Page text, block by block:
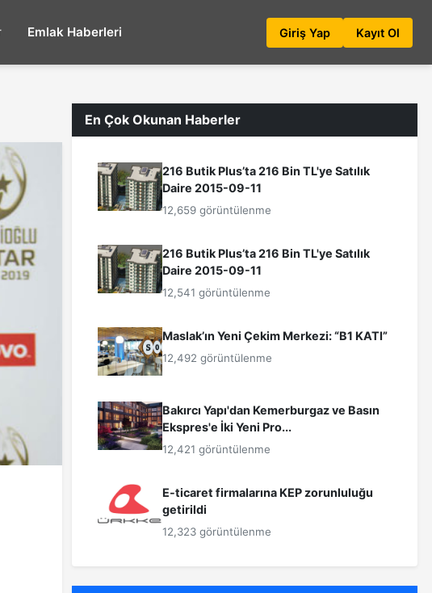
Emlak Haberleri Giriş Yap Kayıt Ol
En Çok Okunan Haberler
216 Butik Plus’ta 216 Bin TL'ye Satılık
Daire 2015-09-11
12,659 görüntülenme
216 Butik Plus’ta 216 Bin TL'ye Satılık
Daire 2015-09-11
12,541 görüntülenme
Maslak’ın Yeni Çekim Merkezi: “B1 KATI”
12,492 görüntülenme
Bakırcı Yapı'dan Kemerburgaz ve Basın
Ekspres'e İki Yeni Pro...
12,421 görüntülenme
E-ticaret firmalarına KEP zorunluluğu
getirildi
12,323 görüntülenme